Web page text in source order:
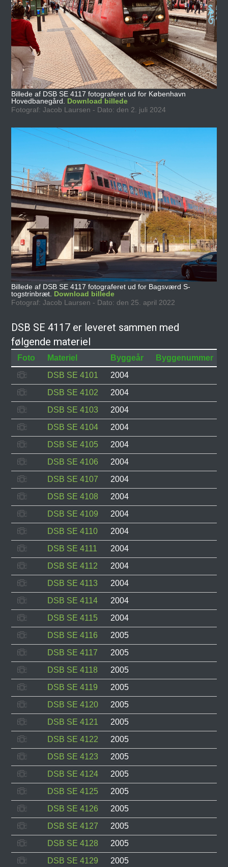
Billede af DSB SE 4117 fotograferet ud for København
Hovedbanegård. Download billede
Fotograf: Jacob Laursen - Dato: den 2. juli 2024
Billede af DSB SE 4117 fotograferet ud for Bagsværd S-
togstrinbræt. Download billede
Fotograf: Jacob Laursen - Dato: den 25. april 2022
DSB SE 4117 er leveret sammen med
følgende materiel
Foto Materiel Byggeår Byggenummer
DSB SE 4101
2004
DSB SE 4102
2004
DSB SE 4103
2004
DSB SE 4104
2004
DSB SE 4105
2004
DSB SE 4106
2004
DSB SE 4107
2004
DSB SE 4108
2004
DSB SE 4109
2004
DSB SE 4110
2004
DSB SE 4111
2004
DSB SE 4112
2004
DSB SE 4113
2004
DSB SE 4114
2004
DSB SE 4115
2004
DSB SE 4116
2005
DSB SE 4117
2005
DSB SE 4118
2005
DSB SE 4119
2005
DSB SE 4120
2005
DSB SE 4121
2005
DSB SE 4122
2005
DSB SE 4123
2005
DSB SE 4124
2005
DSB SE 4125
2005
DSB SE 4126
2005
DSB SE 4127
2005
DSB SE 4128
2005
DSB SE 4129
2005